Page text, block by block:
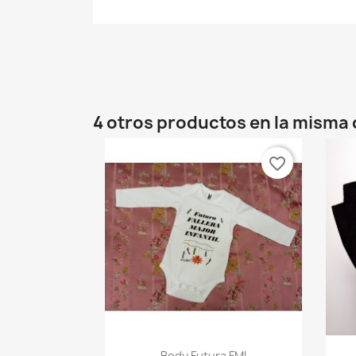
4 otros productos en la misma
Vista rápida
favorite_border